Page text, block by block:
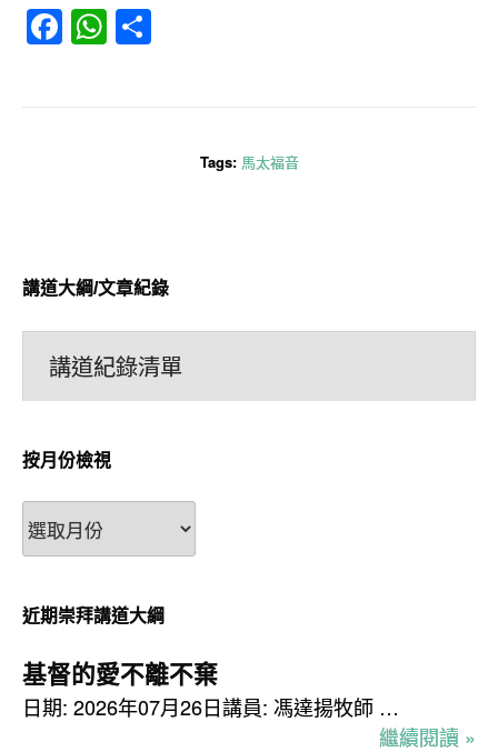
Facebook
WhatsApp
Tags: 馬太福音
講道大綱/文章紀錄
講道紀錄清單
按月份檢視
按
月
檢
視
近期崇拜講道大綱
基督的愛不離不棄
日期: 2026年07月26日講員: 馮達揚牧師 …
繼續閱讀 »